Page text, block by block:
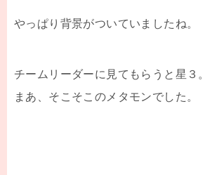
やっぱり背景がついていましたね。
チームリーダーに見てもらうと星３。
まあ、そこそこのメタモンでした。